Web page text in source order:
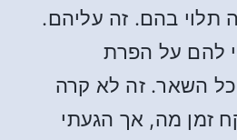
תלוי בהם. זה עליהם.
להם על הפרת
השאר. זה לא קרה
זמן מה, אך הגעתי